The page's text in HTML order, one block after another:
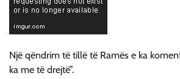
Një qëndrim të tillë të Ramës e ka
ka me të drejtë”.